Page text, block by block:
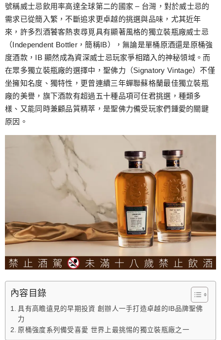
跳
至
主
內
容
號稱威士忌飲用率高達全球第二的國家 – 台灣，對於威士忌的
需求已從簡入繁，不斷追求更卓越的挑選與品味，尤其近年
來，許多烈酒饕客熱衷尋覓具有顯著風格的獨立裝瓶廠威士忌
（Independent Bottler，簡稱IB），無論是單桶原酒還是原桶強
度酒款，IB 顯然成為資深威士忌玩家爭相踏入的神秘領域。而
在眾多獨立裝瓶廠的選擇中，聖佛力（Signatory Vintage）不僅
坐擁知名度、獨特性，更曾連續三年蟬聯蘇格蘭最佳獨立裝瓶
廠的美譽，旗下酒款有超過五十種品項可任君挑選，種類多
樣、又能同時兼顧品質精萃，是聖佛力備受玩家們鍾愛的關鍵
原因。
內容目錄
具有高瞻遠見的早期投資 創辦人一手打造卓越的IB品牌聖佛
力
原桶強度系列備受喜愛 世界上最挑惕的獨立裝瓶廠之一